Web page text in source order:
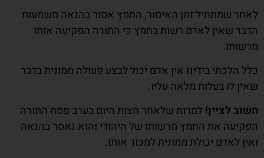
לאחר שמתחיל זמן האיסור, החמץ אסור בהנאה משמעות
הדבר שאין לאדם רשות בחמץ כי התורה הפקיעה אותו
מרשותו.
כלל הלכתי בידינו אין אדם יכול לבצע פעולה ממונית בדבר
שאין לו בעלות מלאה עליו.
חשוב לציין!למרות שלאחר חצות היום בערב פסח התורה
הפקיעה את החמץ מרשותו של היהודי והוא נאסר בהנאה
ואין לאדם יכולת ממונית למכור אותו.